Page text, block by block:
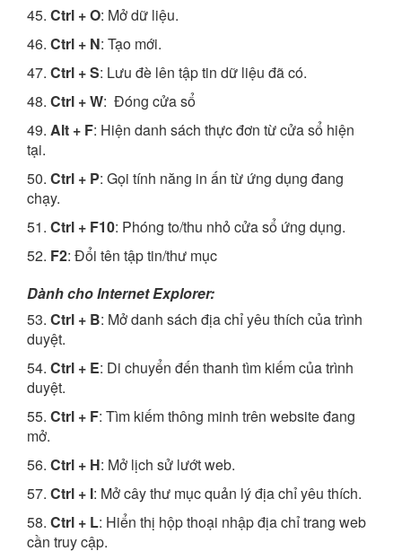
45. Ctrl + O: Mở dữ liệu.
46. Ctrl + N: Tạo mới.
47. Ctrl + S: Lưu đè lên tập tin dữ liệu đã có.
48. Ctrl + W: Đóng cửa sổ
49. Alt + F: Hiện danh sách thực đơn từ cửa sổ hiện
tại.
50. Ctrl + P: Gọi tính năng in ấn từ ứng dụng đang
chạy.
51. Ctrl + F10: Phóng to/thu nhỏ cửa sổ ứng dụng.
52. F2: Đổi tên tập tin/thư mục
Dành cho Internet Explorer:
53. Ctrl + B: Mở danh sách địa chỉ yêu thích của trình
duyệt.
54. Ctrl + E: Di chuyển đến thanh tìm kiếm của trình
duyệt.
55. Ctrl + F: Tìm kiếm thông minh trên website đang
mở.
56. Ctrl + H: Mở lịch sử lướt web.
57. Ctrl + I: Mở cây thư mục quản lý địa chỉ yêu thích.
58. Ctrl + L: Hiển thị hộp thoại nhập địa chỉ trang web
cần truy cập.